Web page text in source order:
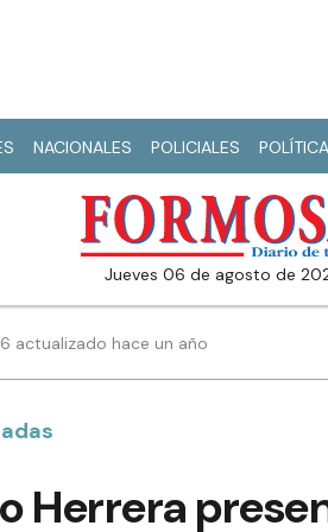
NACIONALES POLICIALES POLÍTICA
jueves 06 de agosto de
actualizado hace un año
Herrera